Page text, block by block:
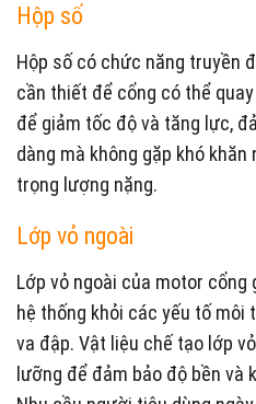
Hộp số
Hộp số có chức năng truyền
cần thiết để cổng có thể
để giảm tốc độ và tăng lực,
dàng mà không gặp khó
trọng lượng nặng.
Lớp vỏ ngoài
Lớp vỏ ngoài của motor
hệ thống khỏi các yếu tố môi
va đập. Vật liệu chế tạo lớp
lưỡng để đảm bảo độ bền và